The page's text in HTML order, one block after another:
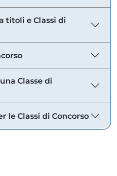
titoli e Classi di
Classe di
le Classi di Concorso